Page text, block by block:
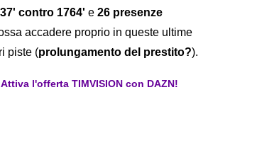
contro 1764' e 26 presenze
accadere proprio in queste ultime
piste (prolungamento del prestito?).
l'offerta TIMVISION con DAZN!